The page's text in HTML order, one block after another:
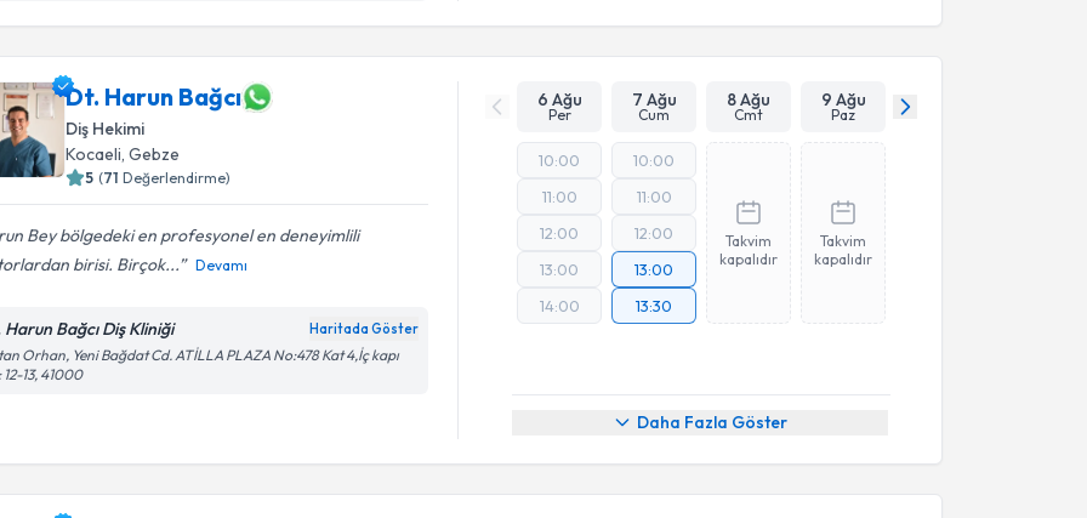
Dt. Harun Bağcı
Diş Hekimi
Kocaeli , Gebze
5 (71 Değerlendirme)
Bey bölgedeki en profesyonel en deneyimlili
birisi. Birçok...
Devamı
Harun Bağcı Diş Kliniği Haritada Göster
Orhan, Yeni Bağdat Cd. ATİLLA PLAZA No:478 Kat 4,İç kapı
12-13, 41000
6 Ağu
Per
7 Ağu
Cum
8 Ağu
Cmt
9 Ağu
Paz
10:00
11:00
12:00
13:00
14:00
10:00
11:00
12:00
13:00
13:30
Takvim
kapalıdır
Takvim
kapalıdır
Daha Fazla Göster